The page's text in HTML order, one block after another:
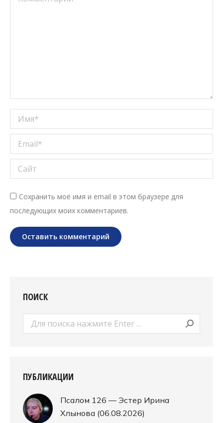
Имя *
Email *
Сайт
Сохранить моё имя и email в этом браузере для
последующих моих комментариев.
Оставить комментарий
ПОИСК
Поиск:
ПУБЛИКАЦИИ
Псалом 126 — Эстер Ирина
Хлынова (06.08.2026)